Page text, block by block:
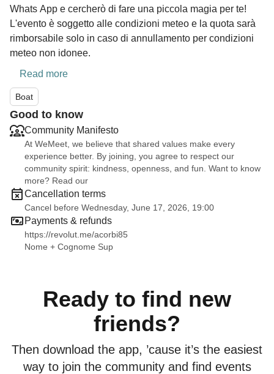
Whats App e cercherò di fare una piccola magia per te!
L'evento è soggetto alle condizioni meteo e la quota sarà
rimborsabile solo in caso di annullamento per condizioni
meteo non idonee.
Read more
Boat
Good to know
Community Manifesto
At WeMeet, we believe that shared values make every
experience better. By joining, you agree to respect our
community spirit: kindness, openness, and fun. Want to know
more? Read our
Cancellation terms
Cancel before Wednesday, June 17, 2026, 19:00
Payments & refunds
https://revolut.me/acorbi85
Nome + Cognome Sup
Ready to find new
friends?
Then download the app, ’cause it’s the easiest
way to join the community and find events